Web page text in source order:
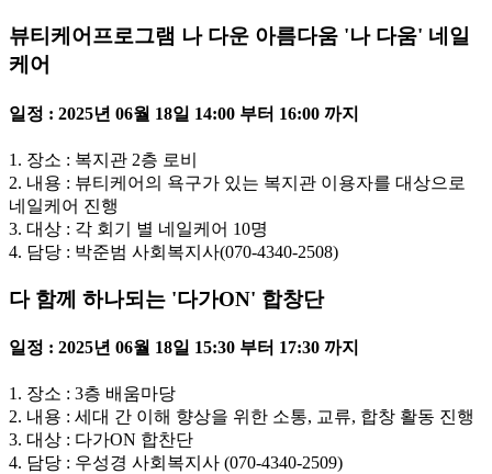
뷰티케어프로그램 나 다운 아름다움 '나 다움' 네일
케어
일정 : 2025년 06월 18일 14:00 부터 16:00 까지
1. 장소 : 복지관 2층 로비
2. 내용 : 뷰티케어의 욕구가 있는 복지관 이용자를 대상으로
네일케어 진행
3. 대상 : 각 회기 별 네일케어 10명
4. 담당 : 박준범 사회복지사(070-4340-2508)
다 함께 하나되는 '다가ON' 합창단
일정 : 2025년 06월 18일 15:30 부터 17:30 까지
1. 장소 : 3층 배움마당
2. 내용 : 세대 간 이해 향상을 위한 소통, 교류, 합창 활동 진행
3. 대상 : 다가ON 합찬단
4. 담당 : 우성경 사회복지사 (070-4340-2509)